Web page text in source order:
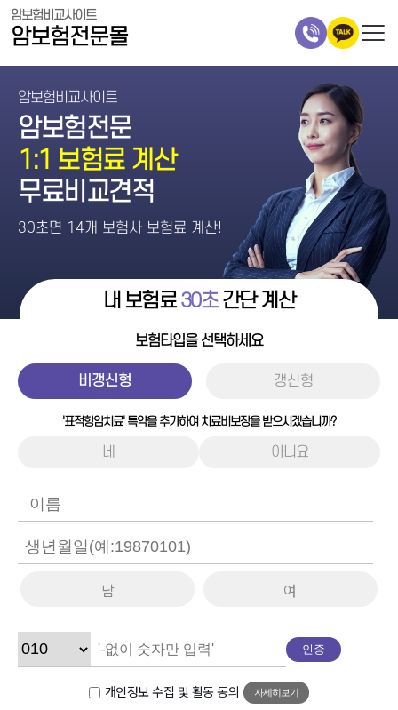
암보험비교사이트
암보험전문몰
암보험비교사이트
암보험전문
1:1 보험료 계산
무료비교견적
30초면 14개 보험사 보험료 계산!
내 보험료30초간단 계산
보험타입을 선택하세요
비갱신형 갱신형
'표적항암치료' 특약을 추가하여 치료비보장을 받으시겠습니까?
네 아니요
남 여
인증
개인정보 수집 및 활동 동의 자세히보기